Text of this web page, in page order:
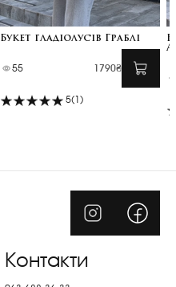
Букет гладіолусів Граблі
55 1790₴
5(1)
Контакти